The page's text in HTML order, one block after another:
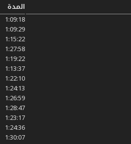
المدة
1:09:18
1:09:29
1:15:22
1:27:58
1:19:22
1:13:37
1:22:10
1:24:13
1:26:59
1:28:47
1:23:17
1:24:36
1:30:07